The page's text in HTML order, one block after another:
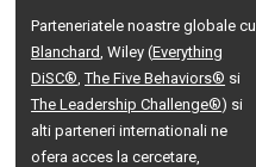
Parteneriatele noastre globale cu
Blanchard , Wiley (Everything
DiSC® ,The Five Behaviors® si
The Leadership Challenge®) si
alti parteneri internationali ne
ofera acces la cercetare,